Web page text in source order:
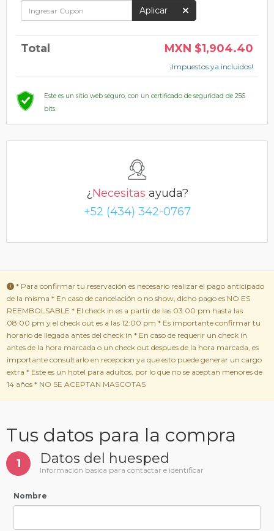
* Para confirmar tu reservación es necesario realizar el pago anticipado
de la misma * En caso de cancelación o no show, dicho pago es NO ES
REEMBOLSABLE * El check in es a partir de las 03:00 pm hasta las
08:00 pm y el check out es a las 12:00 pm * Es importante confirmar tu
horario de llegada antes del check in * En caso de requerir un check in
antes de la hora marcada o un check out despues de la hora marcada, es
importante consultarlo en recepcion ya que esto puede generar un cargo
extra * Este es un hotel para adultos, por lo que no se aceptan menores de
14 años * NO SE ACEPTAN MASCOTAS
Tus datos para la compra
1 Datos del huesped
Información basica para contactar e identificar
Nombre
Aplicar
Total MXN $1,904.40
¡Impuestos ya incluidos!
Este es un sitio web seguro, con un certificado de seguridad de 256
bits.
¿ Necesitas ayuda?
+52 (434) 342-0767